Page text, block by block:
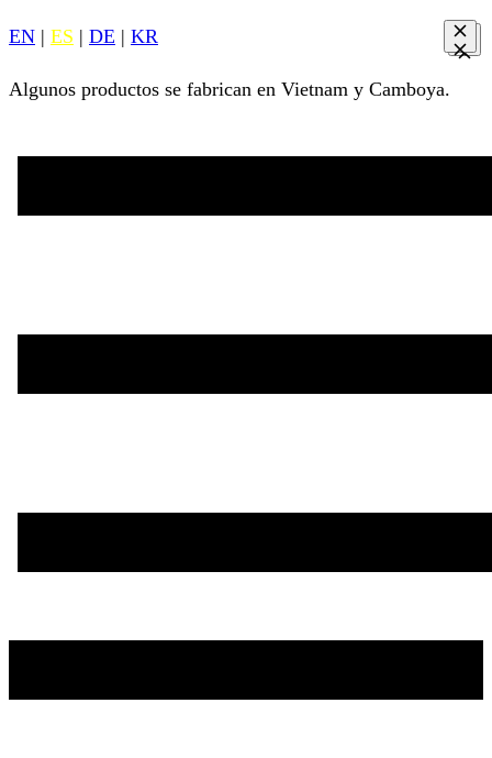
EN | ES | DE | KR
Algunos productos se fabrican en Vietnam y Camboya.